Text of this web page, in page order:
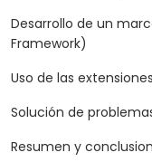
Desarrollo de un
Framework)
Uso de las
Solución de
Resumen y